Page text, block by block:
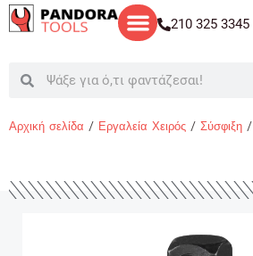
Μετάβαση
στο
210 325 3345
SearchSearch
Αρχική σελίδα / Εργαλεία Χειρός / Σύσφιξη /